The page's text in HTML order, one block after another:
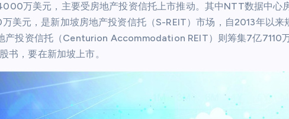
万美元，主要受房地产投资信托上市推动。其中NTT数据中心
美元，是新加坡房地产投资信托（S-REIT）市场，自2013年以来
产投资信托（Centurion Accommodation REIT）则筹集7亿7110
书，要在新加坡上市。